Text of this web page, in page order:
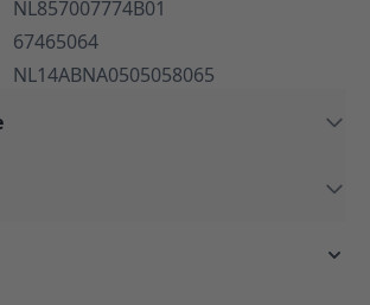
NL857007774B01
67465064
NL14ABNA0505058065